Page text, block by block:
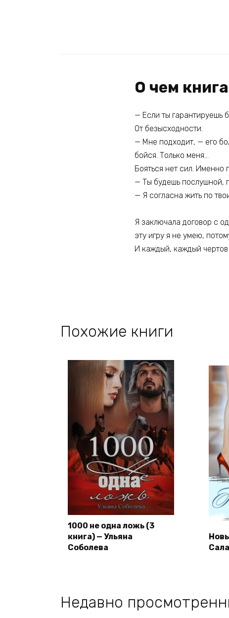
О чем
— Если ты гарантируешь
От безысходности.
— Мне подходит, — его
бойся. Только меня…
Бояться нет сил. Именно
— Ты будешь послушной,
— Я согласна жить по
Я заключала договор с
эту игру я не умею,
И каждый, каждый
Похожие книги
1000 не одна ложь (3
книга) — Ульяна
Соболева
Недавно